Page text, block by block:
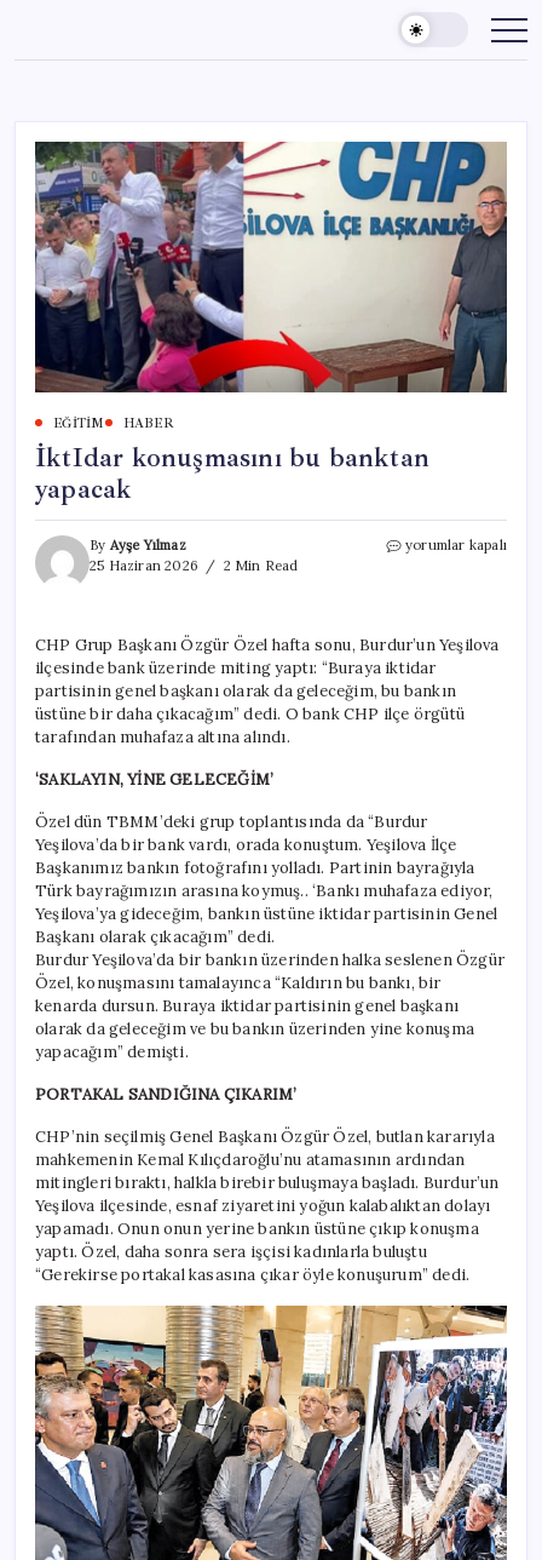
content
EĞITIM HABER
İktIdar konuşmasını bu banktan
yapacak
By Ayşe Yılmaz
25 Haziran 2026
2 Min Read
İktIdar
için
yorumlar kapalı
CHP Grup Başkanı Özgür Özel hafta sonu, Burdur’un Yeşilova
ilçesinde bank üzerinde miting yaptı: “Buraya iktidar
partisinin genel başkanı olarak da geleceğim, bu bankın
üstüne bir daha çıkacağım” dedi. O bank CHP ilçe örgütü
tarafından muhafaza altına alındı.
‘SAKLAYIN, YİNE GELECEĞİM’
Özel dün TBMM’deki grup toplantısında da “Burdur
Yeşilova’da bir bank vardı, orada konuştum. Yeşilova İlçe
Başkanımız bankın fotoğrafını yolladı. Partinin bayrağıyla
Türk bayrağımızın arasına koymuş.. ‘Bankı muhafaza ediyor,
Yeşilova’ya gideceğim, bankın üstüne iktidar partisinin Genel
Başkanı olarak çıkacağım” dedi.
Burdur Yeşilova’da bir bankın üzerinden halka seslenen Özgür
Özel, konuşmasını tamalayınca “Kaldırın bu bankı, bir
kenarda dursun. Buraya iktidar partisinin genel başkanı
olarak da geleceğim ve bu bankın üzerinden yine konuşma
yapacağım” demişti.
PORTAKAL SANDIĞINA ÇIKARIM’
CHP’nin seçilmiş Genel Başkanı Özgür Özel, butlan kararıyla
mahkemenin Kemal Kılıçdaroğlu’nu atamasının ardından
mitingleri bıraktı, halkla birebir buluşmaya başladı. Burdur’un
Yeşilova ilçesinde, esnaf ziyaretini yoğun kalabalıktan dolayı
yapamadı. Onun onun yerine bankın üstüne çıkıp konuşma
yaptı. Özel, daha sonra sera işçisi kadınlarla buluştu
“Gerekirse portakal kasasına çıkar öyle konuşurum” dedi.